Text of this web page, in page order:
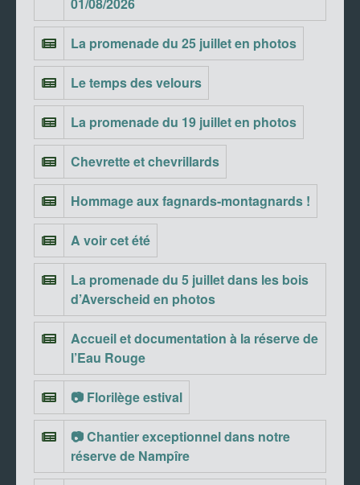
01/08/2026
La promenade du 25 juillet en photos
Le temps des velours
La promenade du 19 juillet en photos
Chevrette et chevrillards
Hommage aux fagnards-montagnards !
A voir cet été
La promenade du 5 juillet dans les bois
d’Averscheid en photos
Accueil et documentation à la réserve de
l’Eau Rouge
📷 Florilège estival
📷 Chantier exceptionnel dans notre
réserve de Nampîre